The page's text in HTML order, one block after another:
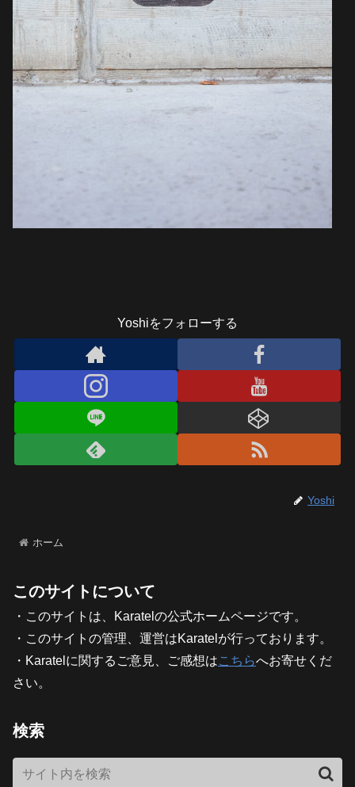
Yoshiをフォローする
Yoshi
ホーム
このサイトについて
・このサイトは、Karatelの公式ホームページです。
・このサイトの管理、運営はKaratelが行っております。
・Karatelに関するご意見、ご感想はこちらへお寄せくだ
さい。
検索